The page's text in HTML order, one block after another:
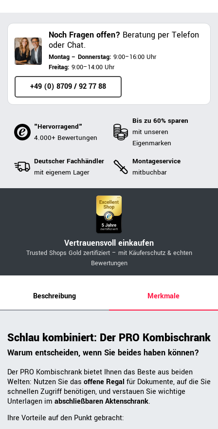
Noch Fragen offen? Beratung per Telefon
oder Chat.
Montag – Donnerstag: 9:00–16:00 Uhr
Freitag: 9:00–14:00 Uhr
+49 (0) 8709 / 92 77 88
"Hervorragend"
4.000+ Bewertungen
Bis zu 60% sparen
mit unseren
Eigenmarken
Deutscher Fachhändler
mit eigenem Lager
Montageservice
mitbuchbar
Vertrauensvoll einkaufen
Trusted Shops Gold zertifiziert – mit Käuferschutz & echten
Bewertungen
Beschreibung Merkmale
Schlau kombiniert: Der PRO Kombischrank
Warum entscheiden, wenn Sie beides haben können?
Der PRO Kombischrank bietet Ihnen das Beste aus beiden
Welten: Nutzen Sie das offene Regal für Dokumente, auf die Sie
schnellen Zugriff benötigen, und verstauen Sie wichtige
Unterlagen im abschließbaren Aktenschrank.
Ihre Vorteile auf den Punkt gebracht: